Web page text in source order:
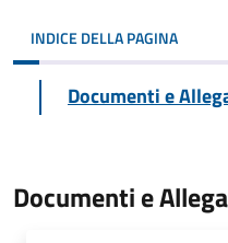
INDICE DELLA PAGINA
Documenti e
Documenti e